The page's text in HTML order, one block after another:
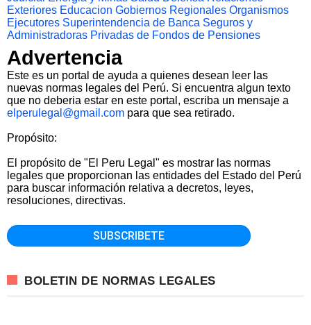
Exteriores Educacion Gobiernos Regionales Organismos
Ejecutores Superintendencia de Banca Seguros y
Administradoras Privadas de Fondos de Pensiones
Advertencia
Este es un portal de ayuda a quienes desean leer las
nuevas normas legales del Perú. Si encuentra algun texto
que no deberia estar en este portal, escriba un mensaje a
elperulegal@gmail.com para que sea retirado.
Propósito:
El propósito de "El Peru Legal" es mostrar las normas
legales que proporcionan las entidades del Estado del Perú
para buscar información relativa a decretos, leyes,
resoluciones, directivas.
BOLETIN DE NORMAS LEGALES